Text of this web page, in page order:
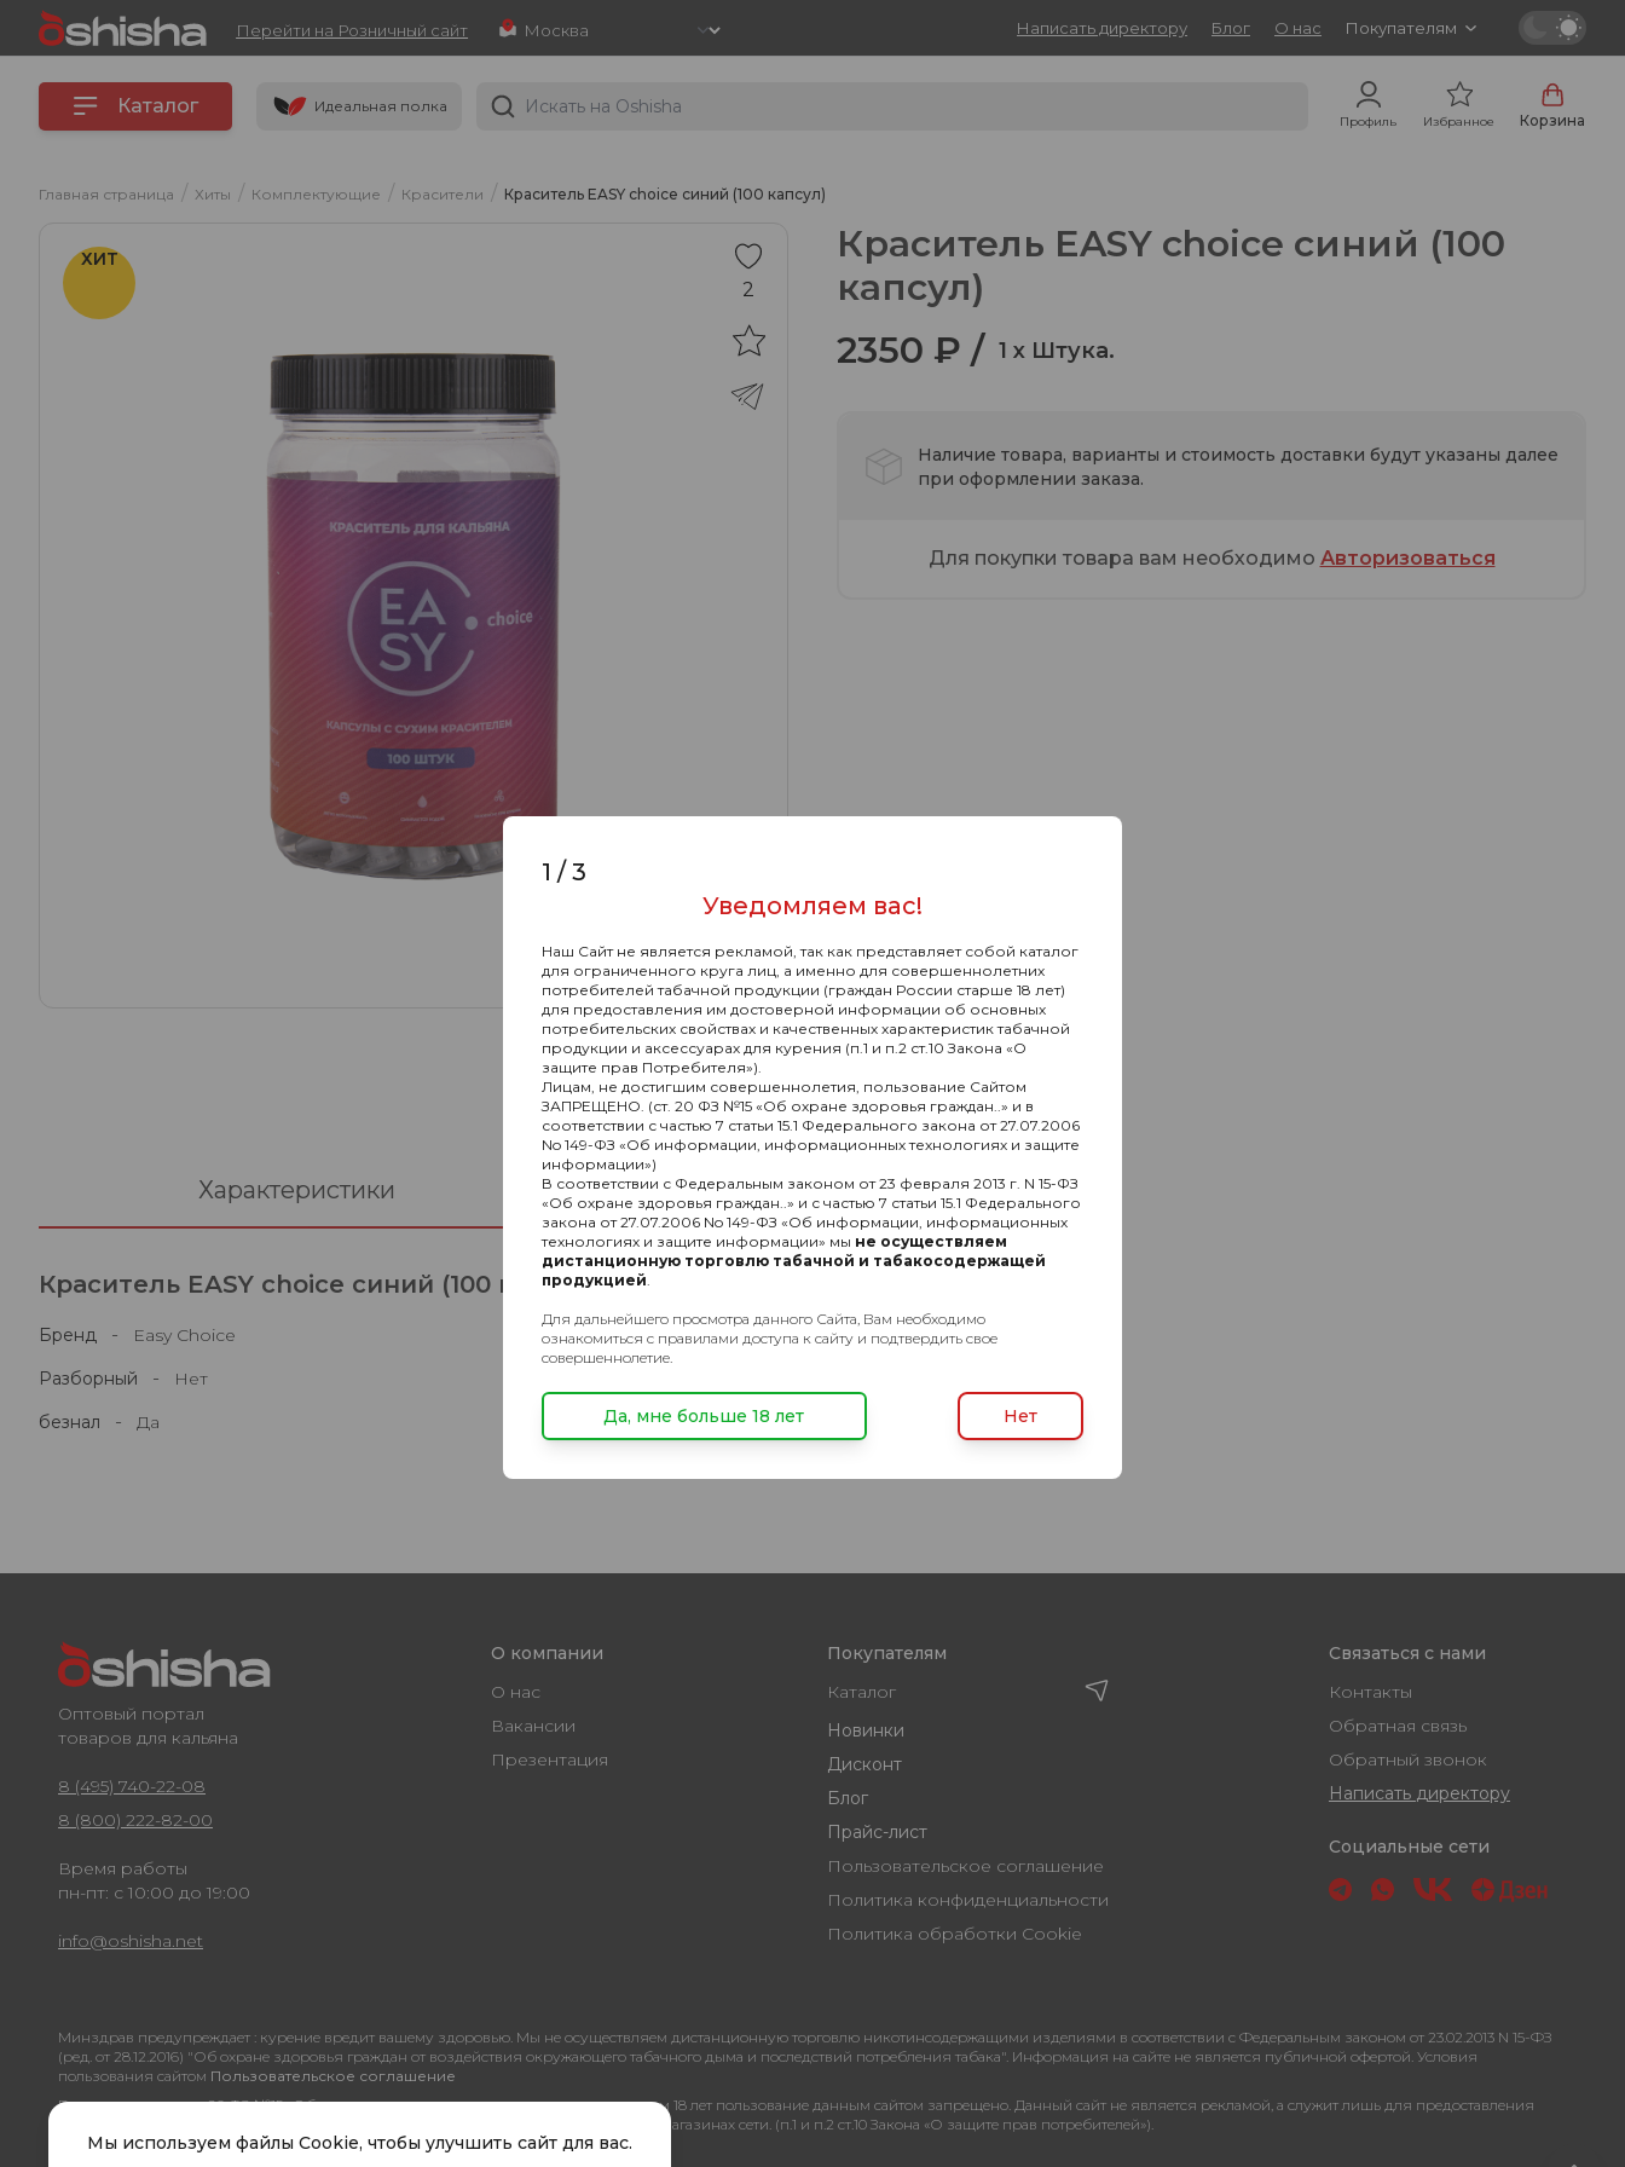
Перейти на Розничный сайт Написать директору Блог О нас Покупателям
Каталог Идеальная полка
Профиль Избранное Корзина
Главная страница / Хиты / Комплектующие / Красители / Краситель EASY choice синий (100 капсул)
ХИТ
2
Краситель EASY choice синий (100
капсул)
2350 ₽ / 1 x Штука.
Наличие товара, варианты и стоимость доставки будут указаны далее
при оформлении заказа.
Для покупки товара вам необходимо Авторизоваться
Характеристики Комментарии
Краситель EASY choice синий (100 капсул)
Бренд -
Easy Choice
Разборный
-
Нет
безнал
- Да
Оптовый портал
товаров для кальяна
8 (495) 740-22-08
8 (800) 222-82-00
Время работы
пн-пт: с 10:00 до 19:00
info@oshisha.net
О компании
О нас
Вакансии
Презентация
Покупателям
Каталог
Новинки
Дисконт
Блог
Прайс-лист
Пользовательское соглашение
Политика конфиденциальности
Политика обработки Cookie
Связаться с нами
Контакты
Обратная связь
Обратный звонок
Написать директору
Социальные сети
Минздрав предупреждает : курение вредит вашему здоровью. Мы не осуществляем дистанционную торговлю никотинсодержащими изделиями в соответствии с Федеральным законом от 23.02.2013 N 15-ФЗ
(ред. от 28.12.2016) "Об охране здоровья граждан от воздействия окружающего табачного дыма и последствий потребления табака". Информация на сайте не является публичной офертой. Условия
пользования сайтом Пользовательское соглашение
В соответствии со ст. 20 ФЗ №15 «Об охране здоровья граждан» лицам, не достигшим 18 лет пользование данным сайтом запрещено. Данный сайт не является рекламой, а служит лишь для предоставления
достоверной информации о свойствах, характеристиках продукции и её наличии в магазинах сети. (п.1 и п.2 ст.10 Закона «О защите прав потребителей»).
1 /3
Уведомляем вас!
Наш Сайт не является рекламой, так как представляет собой каталог
для ограниченного круга лиц, а именно для совершеннолетних
потребителей табачной продукции (граждан России старше 18 лет)
для предоставления им достоверной информации об основных
потребительских свойствах и качественных характеристик табачной
продукции и аксессуарах для курения (п.1 и п.2 ст.10 Закона «О
защите прав Потребителя»).
Лицам, не достигшим совершеннолетия, пользование Сайтом
ЗАПРЕЩЕНО. (ст. 20 ФЗ №15 «Об охране здоровья граждан..» и в
соответствии с частью 7 статьи 15.1 Федерального закона от 27.07.2006
No 149-ФЗ «Об информации, информационных технологиях и защите
информации»)
В соответствии с Федеральным законом от 23 февраля 2013 г. N 15-ФЗ
«Об охране здоровья граждан..» и с частью 7 статьи 15.1 Федерального
закона от 27.07.2006 No 149-ФЗ «Об информации, информационных
технологиях и защите информации» мы не осуществляем
дистанционную торговлю табачной и табакосодержащей
продукцией
Для дальнейшего просмотра данного Сайта, Вам необходимо
ознакомиться с правилами доступа к сайту и подтвердить свое
совершеннолетие.
Да, мне больше 18 лет Нет
Мы используем файлы Cookie, чтобы улучшить сайт для вас.